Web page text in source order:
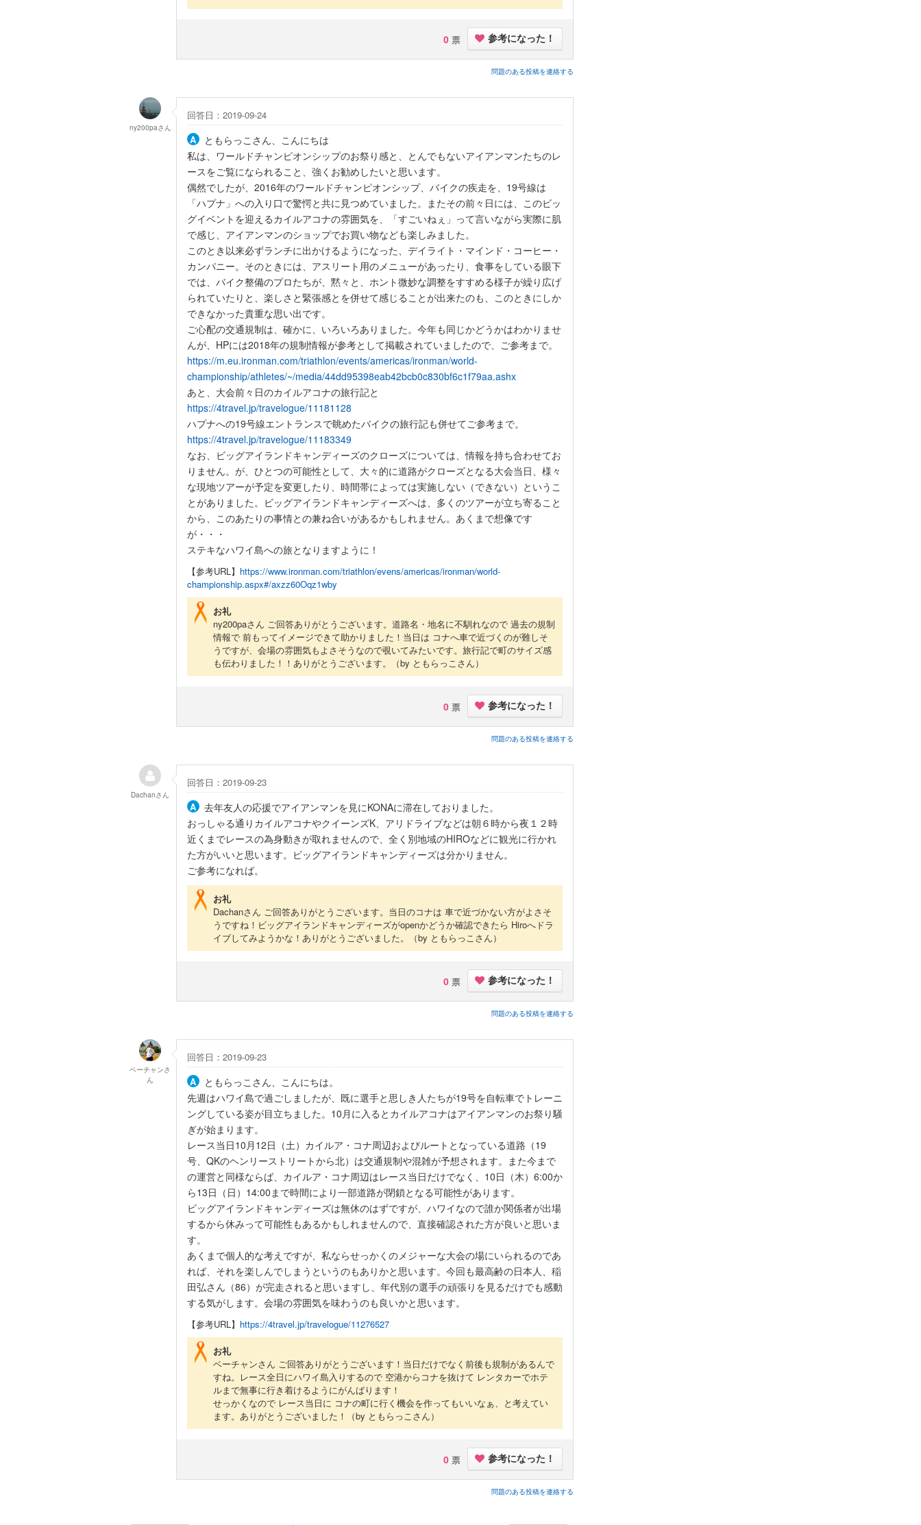
0 票 参考になった！
問題のある投稿を連絡する
回答日：2019-09-24
ともらっこさん、こんにちは
私は、ワールドチャンピオンシップのお祭り感と、とんでもないアイアンマンたちのレ
ースをご覧になられること、強くお勧めしたいと思います。
偶然でしたが、2016年のワールドチャンピオンシップ、バイクの疾走を、19号線は
「ハプナ」への入り口で驚愕と共に見つめていました。またその前々日には、このビッ
グイベントを迎えるカイルアコナの雰囲気を、「すごいねぇ」って言いながら実際に肌
で感じ、アイアンマンのショップでお買い物なども楽しみました。
このとき以来必ずランチに出かけるようになった、デイライト・マインド・コーヒー・
カンパニー。そのときには、アスリート用のメニューがあったり、食事をしている眼下
では、バイク整備のプロたちが、黙々と、ホント微妙な調整をすすめる様子が繰り広げ
られていたりと、楽しさと緊張感とを併せて感じることが出来たのも、このときにしか
できなかった貴重な思い出です。
ご心配の交通規制は、確かに、いろいろありました。今年も同じかどうかはわかりませ
んが、HPには2018年の規制情報が参考として掲載されていましたので、ご参考まで。
https://m.eu.ironman.com/triathlon/events/americas/ironman/world-
championship/athletes/~/media/44dd95398eab42bcb0c830bf6c1f79aa.ashx
あと、大会前々日のカイルアコナの旅行記と
https://4travel.jp/travelogue/11181128
ハプナへの19号線エントランスで眺めたバイクの旅行記も併せてご参考まで。
https://4travel.jp/travelogue/11183349
なお、ビッグアイランドキャンディーズのクローズについては、情報を持ち合わせてお
りません。が、ひとつの可能性として、大々的に道路がクローズとなる大会当日、様々
な現地ツアーが予定を変更したり、時間帯によっては実施しない（できない）というこ
とがありました。ビッグアイランドキャンディーズへは、多くのツアーが立ち寄ること
から、このあたりの事情との兼ね合いがあるかもしれません。あくまで想像です
が・・・
ステキなハワイ島への旅となりますように！
【参考URL】 https://www.ironman.com/triathlon/evens/americas/ironman/world-
championship.aspx#/axzz60Oqz1wby
お礼
ny200paさん ご回答ありがとうございます。道路名・地名に不馴れなので 過去の規制
情報で 前もってイメージできて助かりました！当日は コナへ車で近づくのが難しそ
うですが、会場の雰囲気もよさそうなので覗いてみたいです。旅行記で町のサイズ感
も伝わりました！！ありがとうございます。
（by ともらっこさん）
0 票 参考になった！
問題のある投稿を連絡する
ny200paさん
回答日：2019-09-23
去年友人の応援でアイアンマンを見にKONAに滞在しておりました。
おっしゃる通りカイルアコナやクイーンズK、アリドライブなどは朝６時から夜１２時
近くまでレースの為身動きが取れませんので、全く別地域のHIROなどに観光に行かれ
た方がいいと思います。ビッグアイランドキャンディーズは分かりません。
ご参考になれば。
お礼
Dachanさん ご回答ありがとうございます。当日のコナは 車で近づかない方がよさそ
うですね！ビッグアイランドキャンディーズがopenかどうか確認できたら Hiroへドラ
イブしてみようかな！ありがとうございました。
（by ともらっこさん）
0 票 参考になった！
問題のある投稿を連絡する
Dachanさん
回答日：2019-09-23
ともらっこさん、こんにちは。
先週はハワイ島で過ごしましたが、既に選手と思しき人たちが19号を自転車でトレーニ
ングしている姿が目立ちました。10月に入るとカイルアコナはアイアンマンのお祭り騒
ぎが始まります。
レース当日10月12日（土）カイルア・コナ周辺およびルートとなっている道路（19
号、QKのヘンリーストリートから北）は交通規制や混雑が予想されます。また今まで
の運営と同様ならば、カイルア・コナ周辺はレース当日だけでなく、10日（木）6:00か
ら13日（日）14:00まで時間により一部道路が閉鎖となる可能性があります。
ビッグアイランドキャンディーズは無休のはずですが、ハワイなので誰か関係者が出場
するから休みって可能性もあるかもしれませんので、直接確認された方が良いと思いま
す。
あくまで個人的な考えですが、私ならせっかくのメジャーな大会の場にいられるのであ
れば、それを楽しんでしまうというのもありかと思います。今回も最高齢の日本人、稲
田弘さん（86）が完走されると思いますし、年代別の選手の頑張りを見るだけでも感動
する気がします。会場の雰囲気を味わうのも良いかと思います。
【参考URL】 https://4travel.jp/travelogue/11276527
お礼
ベーチャンさん ご回答ありがとうございます！当日だけでなく前後も規制があるんで
すね。レース全日にハワイ島入りするので 空港からコナを抜けて レンタカーでホテ
ルまで無事に行き着けるようにがんばります！
せっかくなので レース当日に コナの町に行く機会を作ってもいいなぁ、と考えてい
ます。ありがとうございました！
（by ともらっこさん）
0 票 参考になった！
問題のある投稿を連絡する
ベーチャンさ
ん